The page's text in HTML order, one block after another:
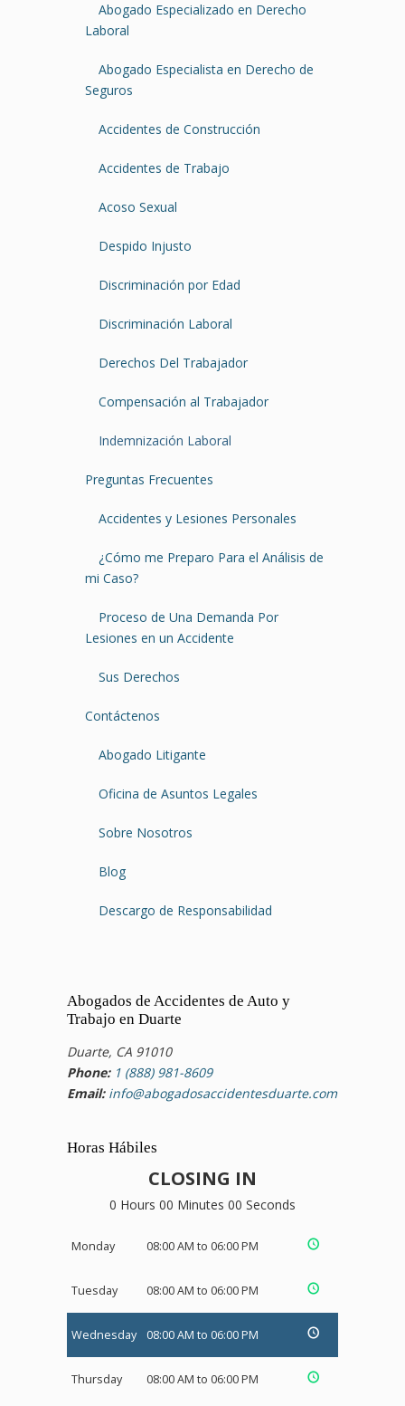
Abogado Especializado en Derecho
Laboral
Abogado Especialista en Derecho de
Seguros
Accidentes de Construcción
Accidentes de Trabajo
Acoso Sexual
Despido Injusto
Discriminación por Edad
Discriminación Laboral
Derechos Del Trabajador
Compensación al Trabajador
Indemnización Laboral
Preguntas Frecuentes
Accidentes y Lesiones Personales
¿Cómo me Preparo Para el Análisis de
mi Caso?
Proceso de Una Demanda Por
Lesiones en un Accidente
Sus Derechos
Contáctenos
Abogado Litigante
Oficina de Asuntos Legales
Sobre Nosotros
Blog
Descargo de Responsabilidad
Abogados de Accidentes de Auto y
Trabajo en Duarte
Duarte, CA 91010
Phone: 1 (888) 981-8609
Email: info@abogadosaccidentesduarte.com
Horas Hábiles
CLOSING IN
0 Hours 00 Minutes 00 Seconds
Monday 08:00 AM to 06:00 PM
Tuesday 08:00 AM to 06:00 PM
Wednesday 08:00 AM to 06:00 PM
Thursday 08:00 AM to 06:00 PM